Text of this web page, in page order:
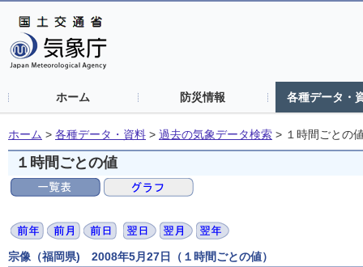
ホーム 防災情報 各種データ・
ホーム > 各種データ・資料 > 過去の気象データ検索 > １時間ごとの
１時間ごとの値
宗像（福岡県) 2008年5月27日（１時間ごとの値）